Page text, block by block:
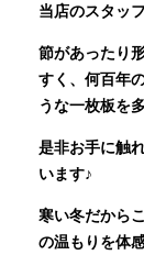
当店のスタッ
節があったり
すく、何百年
うな一枚板を
是非お手に触
います♪
寒い冬だから
の温もりを体